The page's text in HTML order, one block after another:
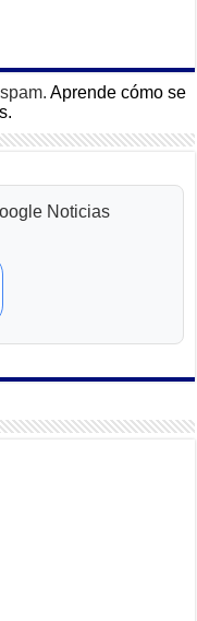
Aprende cómo se
Noticias